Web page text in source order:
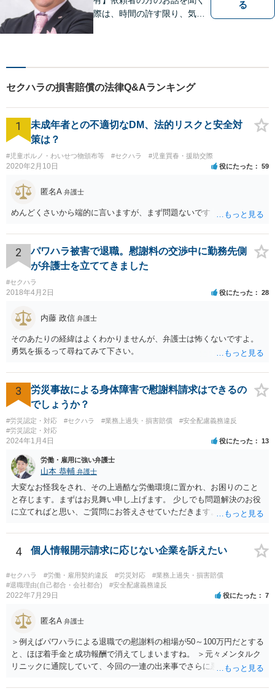
際は、時間の許す限り、気の
った対応・解決を目指しま
す。ぜひ、お気軽にご相談く
ださい。
る
セクハラの損害賠償の法律Q&Aランキング
1
未成年者との不適切なDM、法的リスクと安全対
策は？
#児童ポルノ・わいせつ物頒布等 #セクハラ #児童買春・援助交際
2020年2月10日 役にたった 59
匿名A 弁護士
めんどくさいから端的に言いますが、まず問題ないです
2
パワハラ被害で退職。慰謝料の交渉中に勤務先側
が弁護士を立ててきました
#セクハラ
2018年4月2日 役にたった 28
内藤 政信 弁護士
そのあたりの経緯はよくわかりませんが、弁護士は怖くないですよ。
勇気を振るって尋ねてみて下さい。
3
労災事故による身体障害で慰謝料請求はできるの
でしょうか？
#労災認定・対応 #セクハラ #業務上過失・損害賠償
#安全配慮義務違反
#労災認定・対応
2024年1月4日 役にたった 13
労働・雇用に強い弁護士
山本 恭輔 弁護士
大変なお怪我をされ、その上過酷な労働環境に置かれ、お困りのこと
と存じます。まずはお見舞い申し上げます。 少しでも問題解決のお役
に立てればと思い、ご質問にお答えさせていただきます。 ご相談者の
我に関しては労災保険からの給付や会社からの損害賠償が、過重労働
に関しては未払残業代の支払が受けられる可能性がある事案とお見受
けします。 請求が認められる可能性や採るべき手続を検討するには、
様々な事情のヒアリングや証拠資料の検討が必要になるため、今後の
方針の検討も含め、一度面談にて法律相談をされることをおすすめし
ます。
4 個人情報開示請求に応じない企業を訴えたい
#セクハラ #労働・雇用契約違反 #労災対応
#業務上過失・損害賠償
#退職理由(自己都合・会社都合)
#安全配慮義務違反
2022年7月29日 役にたった 7
匿名A 弁護士
＞例えばパワハラによる退職での慰謝料の相場が50～100万円だとする
と、ほぼ着手金と成功報酬で消えてしまいますね。 ＞元々メンタルク
リニックに通院していて、今回の一連の出来事でさらに悪化した事実